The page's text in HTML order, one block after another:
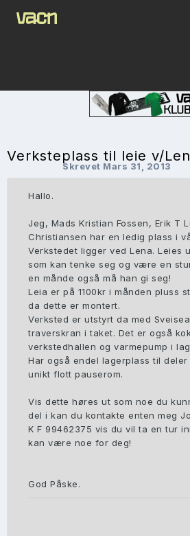
Verksteplass til leie v/
Skrevet Mars 31, 2013
Hallo.
Jeg, Mads Kristian Fossen, Erik T
Christiansen har en ledig plass i
Verkstedet ligger ved Lena. Leies
som kan tenke seg og være en
en månde også må han gi seg!
Leia er på 1100kr i månden pluss
da dette er montert.
Verksted er utstyrt da med
traverskran i taket. Det er også
verkstedhallen og varmepump i
Har også endel lagerplass til
unikt flott pauserom.
Vis dette høres ut som noe du
del i kan du kontakte enten meg
K F 99462375 vis du vil ta en tur
kan være noe for deg!
God Påske.